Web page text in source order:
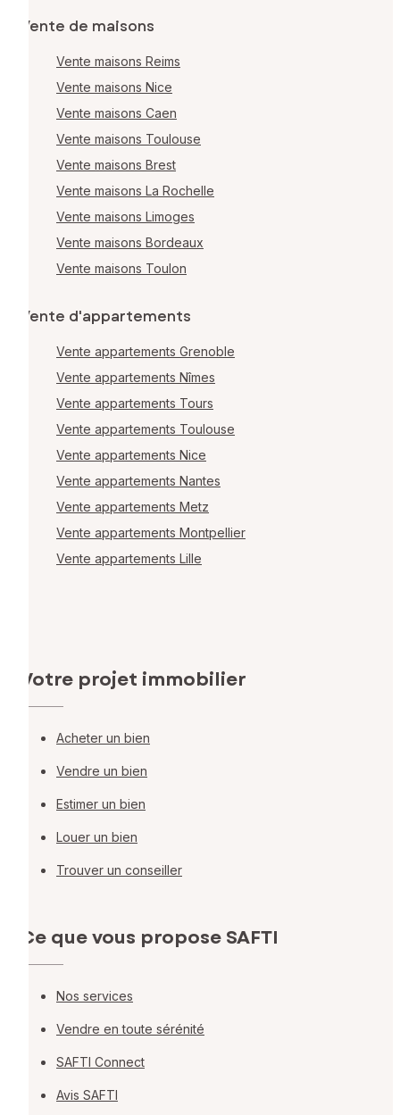
Vente de maisons
Vente maisons Reims
Vente maisons Nice
Vente maisons Caen
Vente maisons Toulouse
Vente maisons Brest
Vente maisons La Rochelle
Vente maisons Limoges
Vente maisons Bordeaux
Vente maisons Toulon
Vente d'appartements
Vente appartements Grenoble
Vente appartements Nîmes
Vente appartements Tours
Vente appartements Toulouse
Vente appartements Nice
Vente appartements Nantes
Vente appartements Metz
Vente appartements Montpellier
Vente appartements Lille
Votre projet immobilier
Acheter un bien
Vendre un bien
Estimer un bien
Louer un bien
Trouver un conseiller
Ce que vous propose SAFTI
Nos services
Vendre en toute sérénité
SAFTI Connect
Avis SAFTI